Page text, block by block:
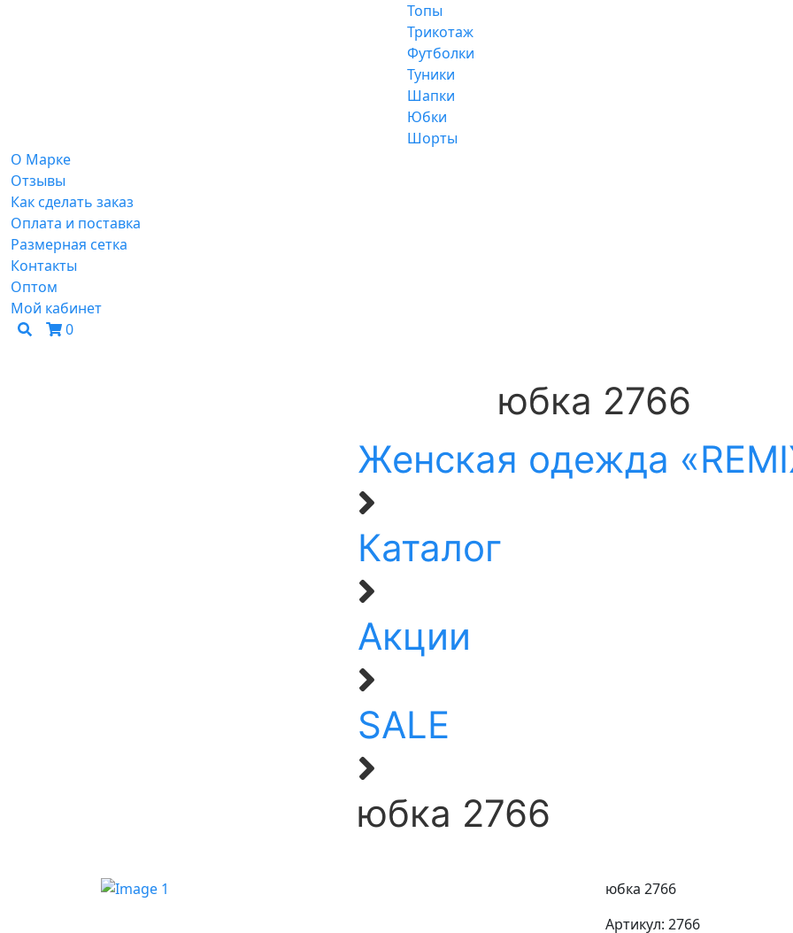
Топы
Трикотаж
Футболки
Туники
Шапки
Юбки
Шорты
О Марке
Отзывы
Как сделать заказ
Оплата и поставка
Размерная сетка
Контакты
Оптом
Мой кабинет
0
юбка 2766
Женская одежда
Каталог
Акции
SALE
юбка 2766
юбка 2766
Артикул: 2766